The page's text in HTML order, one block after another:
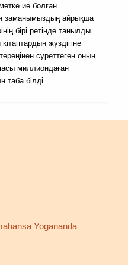
ие болған
заманымыздың айрықша
бірі ретінде танылды.
жүздігіне
суреттеген оның
миллиондаған
білді.
Yogananda